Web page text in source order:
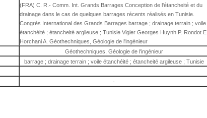
(FRA) C. R.- Comm. Int. Grands Barrages Conception de l'étancheité et du
drainage dans le cas de quelques barrages récents réalisés en Tunisie.
Congrès International des Grands Barrages barrage ; drainage terrain ; voile
étanchéité ; étancheité argileuse ; Tunisie Vigier Georges Huynh P. Rondot E.
Horchani A. Géothechniques, Géologie de l'ingénieur
Géothechniques, Géologie de l'ingénieur
barrage ; drainage terrain ; voile étanchéité ; étancheité argileuse ; Tunisie
-